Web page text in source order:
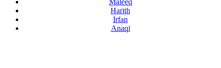
Harith
Irfan
Anaqi